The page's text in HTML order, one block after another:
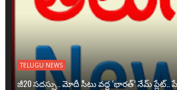
TELUGU NEWS
జీ20 సదస్సు.. మోదీ సీటు వద్ద ‘భారత్’ నేమ్ ప్లేట్‌..